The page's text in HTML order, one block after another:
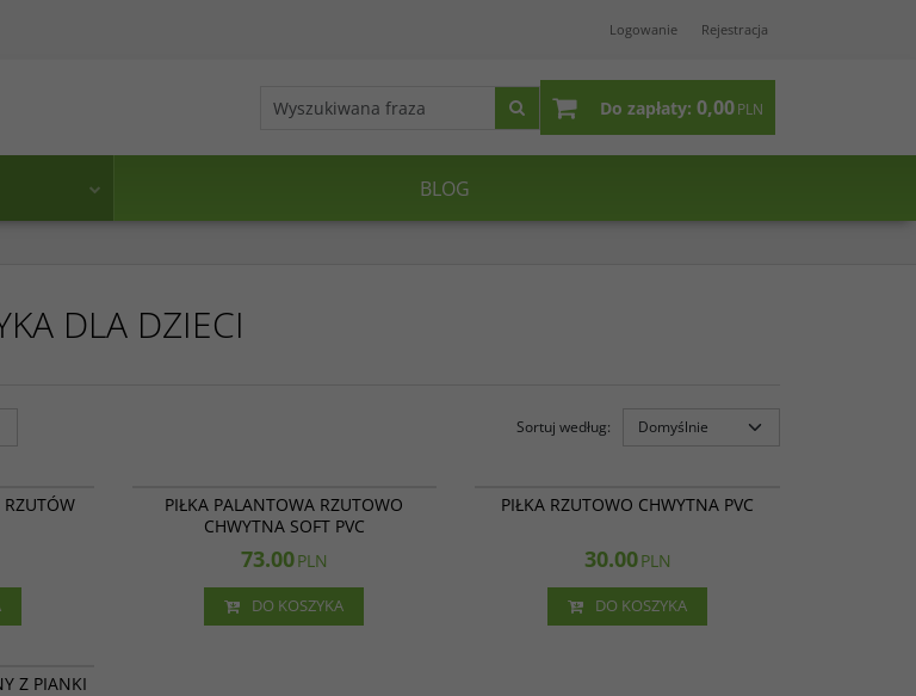
Logowanie Rejestracja
Do zapłaty: 0,00PLN
BLOG
DLA DZIECI
Sortuj według:
RZUTÓW
PIŁKA PALANTOWA RZUTOWO
CHWYTNA SOFT PVC
73.00PLN
DO KOSZYKA
WYPRZEDAŻ
PIŁKA RZUTOWO CHWYTNA PVC
30.00PLN
DO KOSZYKA
Z PIANKI